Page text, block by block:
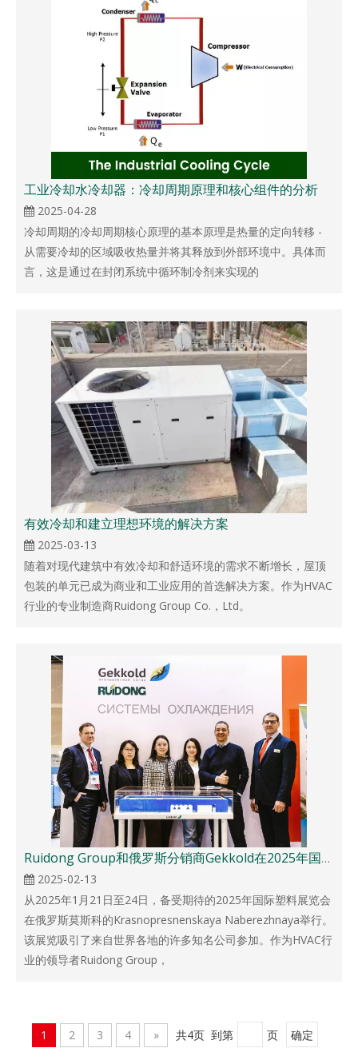
工业冷却水冷却器：冷却周期原理和核心组件的分析
2025-04-28
冷却周期的冷却周期核心原理的基本原理是热量的定向转移 -
从需要冷却的区域吸收热量并将其释放到外部环境中。具体而
言，这是通过在封闭系统中循环制冷剂来实现的
有效冷却和建立理想环境的解决方案
2025-03-13
随着对现代建筑中有效冷却和舒适环境的需求不断增长，屋顶
包装的单元已成为商业和工业应用的首选解决方案。作为HVAC
行业的专业制造商Ruidong Group Co.，Ltd。
Ruidong Group和俄罗斯分销商Gekkold在2025年国际塑料博览会上联手
2025-02-13
从2025年1月21日至24日，备受期待的2025年国际塑料展览会
在俄罗斯莫斯科的Krasnopresnenskaya Naberezhnaya举行。
该展览吸引了来自世界各地的许多知名公司参加。作为HVAC行
业的领导者Ruidong Group，
1 2 3 4 » 共4页 到第 页 确定